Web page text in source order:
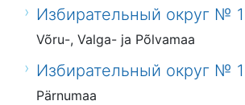
Избирательный округ №
Võru-, Valga- ja Põlvamaa
Избирательный округ №
Pärnumaa